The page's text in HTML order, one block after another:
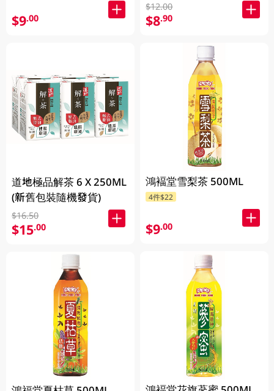
$9.00
道地極品解茶 6 X 250ML
(新舊包裝隨機發貨)
$16.50
$15.00
$12.00
$8.90
鴻褔堂雪梨茶 500ML
4件$22
$9.00